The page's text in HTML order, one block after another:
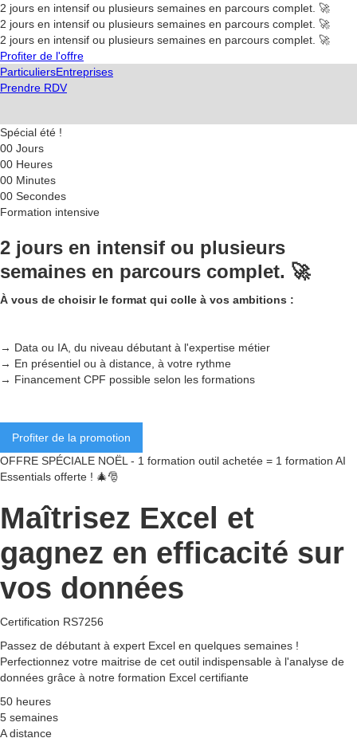
2 jours en intensif ou plusieurs semaines en parcours complet. 🚀
2 jours en intensif ou plusieurs semaines en parcours complet. 🚀
2 jours en intensif ou plusieurs semaines en parcours complet. 🚀
Profiter de l'offre
ParticuliersEntreprises
Prendre RDV
Spécial été !
00 Jours
00 Heures
00 Minutes
00 Secondes
Formation intensive
2 jours en intensif ou plusieurs
semaines en parcours complet. 🚀
À vous de choisir le format qui colle à vos ambitions :
→ Data ou IA, du niveau débutant à l'expertise métier
→ En présentiel ou à distance, à votre rythme
→ Financement CPF possible selon les formations
Profiter de la promotion
OFFRE SPÉCIALE NOËL - 1 formation outil achetée = 1 formation AI
Essentials offerte ! 🎄🎅
Maîtrisez Excel et
gagnez en efficacité sur
vos données
Certification RS7256
Passez de débutant à expert Excel en quelques semaines !
Perfectionnez votre maitrise de cet outil indispensable à l'analyse de
données grâce à notre formation Excel certifiante
50 heures
5 semaines
A distance